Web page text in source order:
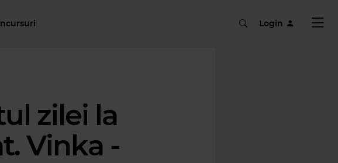
Login
zilei la
Vinka -